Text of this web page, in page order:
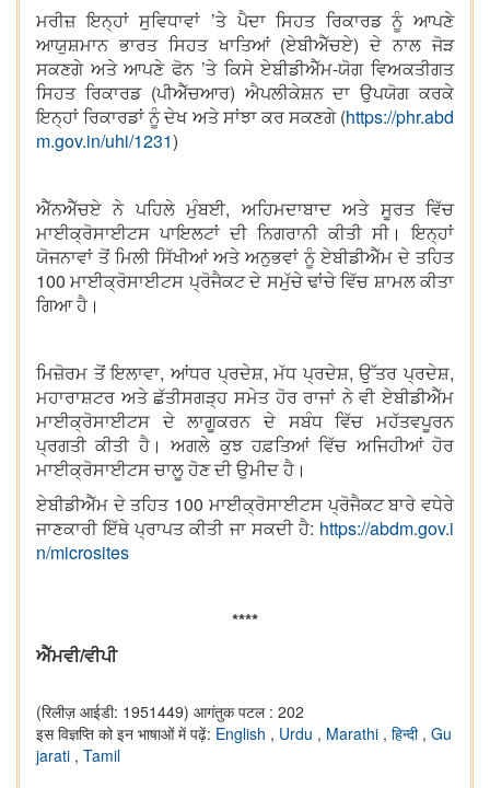
ਮਰੀਜ਼ ਇਨ੍ਹਾਂ ਸੁਵਿਧਾਵਾਂ ’ਤੇ ਪੈਦਾ ਸਿਹਤ ਰਿਕਾਰਡ ਨੂੰ ਆਪਣੇ
ਆਯੁਸ਼ਮਾਨ ਭਾਰਤ ਸਿਹਤ ਖਾਤਿਆਂ (ਏਬੀਐੱਚਏ) ਦੇ ਨਾਲ ਜੋੜ
ਸਕਣਗੇ ਅਤੇ ਆਪਣੇ ਫੋਨ ’ਤੇ ਕਿਸੇ ਏਬੀਡੀਐੱਮ-ਯੋਗ ਵਿਅਕਤੀਗਤ
ਸਿਹਤ ਰਿਕਾਰਡ (ਪੀਐੱਚਆਰ) ਐਪਲੀਕੇਸ਼ਨ ਦਾ ਉਪਯੋਗ ਕਰਕੇ
ਇਨ੍ਹਾਂ ਰਿਕਾਰਡਾਂ ਨੂੰ ਦੇਖ ਅਤੇ ਸਾਂਝਾ ਕਰ ਸਕਣਗੇ (https://phr.abd
m.gov.in/uhi/1231)
ਐੱਨਐੱਚਏ ਨੇ ਪਹਿਲੇ ਮੁੰਬਈ, ਅਹਿਮਦਾਬਾਦ ਅਤੇ ਸੂਰਤ ਵਿੱਚ
ਮਾਈਕ੍ਰੋਸਾਈਟਸ ਪਾਇਲਟਾਂ ਦੀ ਨਿਗਰਾਨੀ ਕੀਤੀ ਸੀ। ਇਨ੍ਹਾਂ
ਯੋਜਨਾਵਾਂ ਤੋਂ ਮਿਲੀ ਸਿੱਖੀਆਂ ਅਤੇ ਅਨੁਭਵਾਂ ਨੂੰ ਏਬੀਡੀਐੱਮ ਦੇ ਤਹਿਤ
100 ਮਾਈਕ੍ਰੋਸਾਈਟਸ ਪ੍ਰੋਜੈਕਟ ਦੇ ਸਮੁੱਚੇ ਢਾਂਚੇ ਵਿੱਚ ਸ਼ਾਮਲ ਕੀਤਾ
ਗਿਆ ਹੈ।
ਮਿਜ਼ੋਰਮ ਤੋਂ ਇਲਾਵਾ, ਆਂਧਰ ਪ੍ਰਦੇਸ਼, ਮੱਧ ਪ੍ਰਦੇਸ਼, ਉੱਤਰ ਪ੍ਰਦੇਸ਼,
ਮਹਾਰਾਸ਼ਟਰ ਅਤੇ ਛੱਤੀਸਗੜ੍ਹ ਸਮੇਤ ਹੋਰ ਰਾਜਾਂ ਨੇ ਵੀ ਏਬੀਡੀਐੱਮ
ਮਾਈਕ੍ਰੋਸਾਈਟਸ ਦੇ ਲਾਗੂਕਰਨ ਦੇ ਸਬੰਧ ਵਿੱਚ ਮਹੱਤਵਪੂਰਨ
ਪ੍ਰਗਤੀ ਕੀਤੀ ਹੈ। ਅਗਲੇ ਕੁਝ ਹਫ਼ਤਿਆਂ ਵਿੱਚ ਅਜਿਹੀਆਂ ਹੋਰ
ਮਾਈਕ੍ਰੋਸਾਈਟਸ ਚਾਲੂ ਹੋਣ ਦੀ ਉਮੀਦ ਹੈ।
ਏਬੀਡੀਐੱਮ ਦੇ ਤਹਿਤ 100 ਮਾਈਕ੍ਰੋਸਾਈਟਸ ਪ੍ਰੋਜੈਕਟ ਬਾਰੇ ਵਧੇਰੇ
ਜਾਣਕਾਰੀ ਇੱਥੇ ਪ੍ਰਾਪਤ ਕੀਤੀ ਜਾ ਸਕਦੀ ਹੈ: https://abdm.gov.i
n/microsites
****
ਐੱਮਵੀ/ਵੀਪੀ
(रिलीज़ आईडी: 1951449) आगंतुक पटल : 202
इस विज्ञप्ति को इन भाषाओं में पढ़ें: English , Urdu , Marathi , हिन्दी , Gu
jarati , Tamil